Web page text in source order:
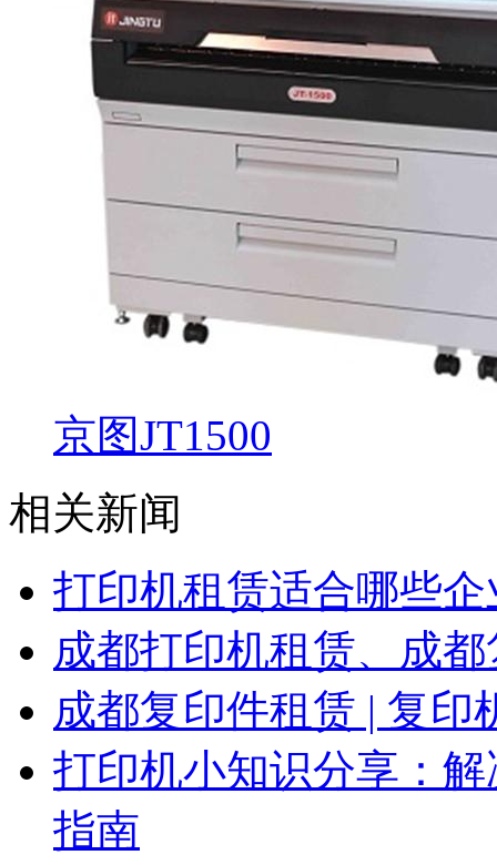
京图JT1500
相关新闻
打印机租赁适合哪些
成都打印机租赁、成
成都复印件租赁 | 复印
打印机小知识分享：
指南